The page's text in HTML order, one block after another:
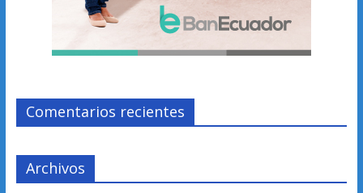
Comentarios recientes
Archivos